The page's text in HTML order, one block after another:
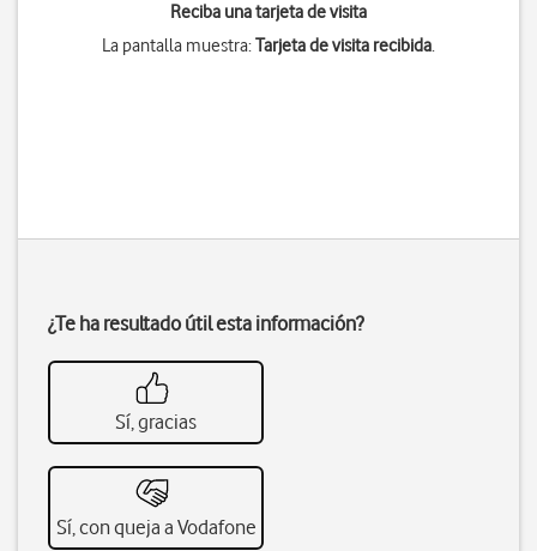
Reciba una tarjeta de visita
La pantalla muestra:Tarjeta de visita recibida.
¿Te ha resultado útil esta información?
Sí, gracias
Sí, con queja a Vodafone